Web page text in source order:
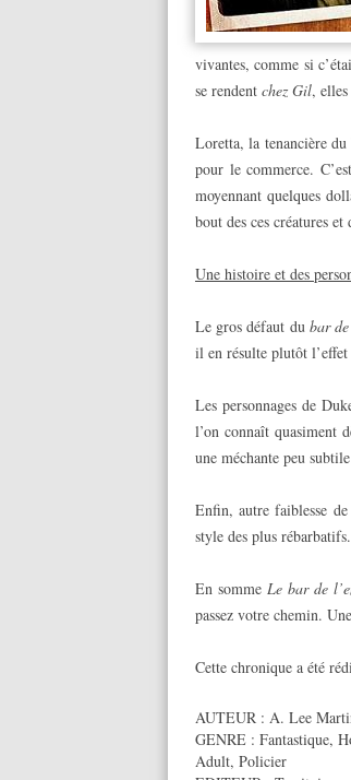
vivantes, comme si
se rendent chez Gil, elles
Loretta, la tenancière du
pour le commerce.
moyennant quelques
bout des ces créatures
Une histoire et des
Le gros défaut du bar
il en résulte plutôt l’effet
Les personnages de
l’on connaît quasiment
une méchante peu
Enfin, autre faiblesse
style des plus rébarbatifs.
En somme Le bar de
passez votre chemin.
Cette chronique a été
AUTEUR : A. Lee
GENRE : Fantastique,
Adult, Policier